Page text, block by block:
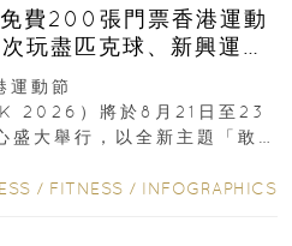
費200張門票香港運動
玩盡匹克球、新興運
品牌展覽
動節
2026）將於8月21日至23
盛大舉行，以全新主題「敢
/ FITNESS / INFOGRAPHICS